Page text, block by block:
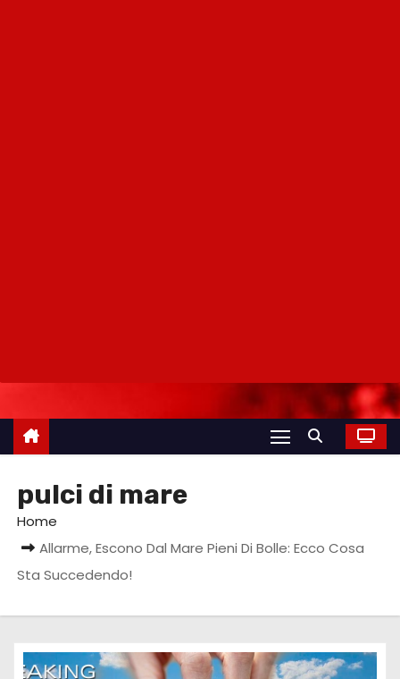
pulci di mare
Home
Allarme, Escono Dal Mare Pieni Di Bolle: Ecco Cosa
Sta Succedendo!